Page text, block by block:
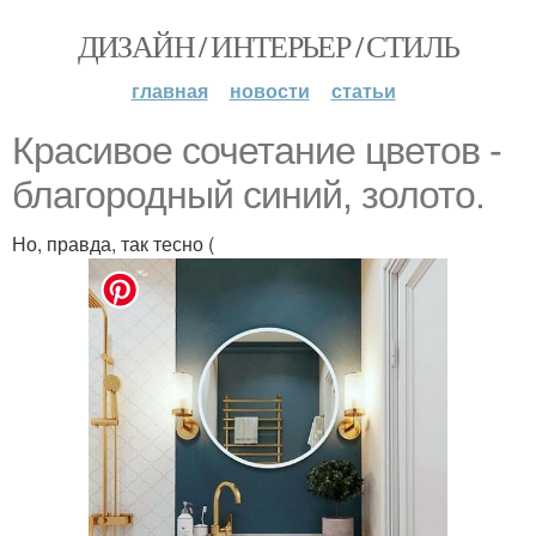
ДИЗАЙН / ИНТЕРЬЕР / СТИЛЬ
главная новости статьи
Красивое сочетание цветов -
благородный синий, золото.
Но, правда, так тесно (